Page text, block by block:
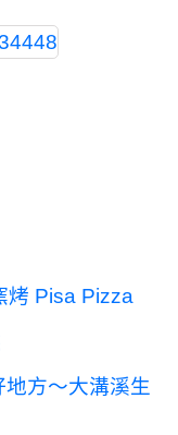
烤 Pisa Pizza
地方～大溝溪生